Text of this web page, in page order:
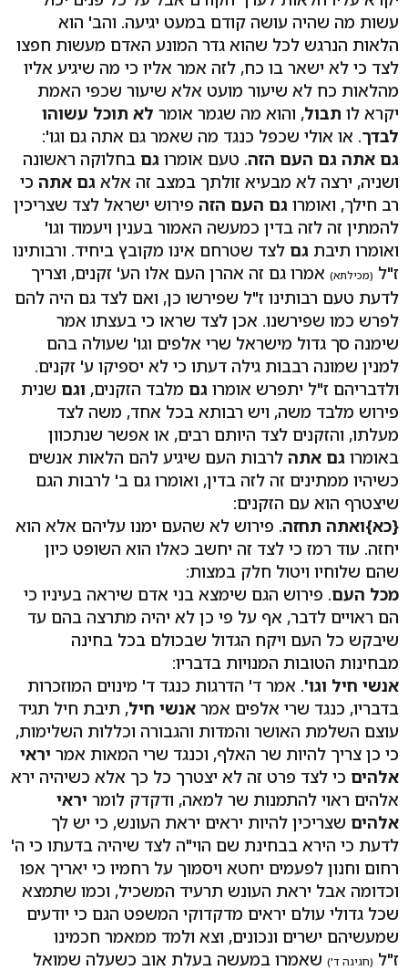
עשות מה שהיה עושה קודם במעט יגיעה. והב' הוא
הלאות הנרגש לכל שהוא גדר המונע האדם מעשות חפצו
לצד כי לא ישאר בו כח, לזה אמר אליו כי מה שיגיע אליו
מהלאות כח לא שיעור מועט אלא שיעור שכפי האמת
יקרא לו תבול, והוא מה שגמר אומר לא תוכל עשוהו
לבדך. או אולי שכפל כנגד מה שאמר גם אתה גם וגו':
גם אתה גם העם הזה. טעם אומרו גם בחלוקה ראשונה
ושניה, ירצה לא מבעיא זולתך במצב זה אלא גם אתה כי
רב חילך, ואומרו גם העם הזה פירוש ישראל לצד שצריכין
להמתין זה לזה בדין כמעשה האמור בענין ויעמוד וגו'
ואומרו תיבת גם לצד שטרחם אינו מקובץ ביחיד. ורבותינו
ז"ל (מכילתא) אמרו גם זה אהרן העם אלו הע' זקנים, וצריך
לדעת טעם רבותינו ז"ל שפירשו כן, ואם לצד גם היה להם
לפרש כמו שפירשנו. אכן לצד שראו כי בעצתו אמר
שימנה סך גדול מישראל שרי אלפים וגו' שעולה בהם
למנין שמונה רבבות גילה דעתו כי לא יספיקו ע' זקנים.
ולדבריהם ז"ל יתפרש אומרו גם מלבד הזקנים, וגם שנית
פירוש מלבד משה, ויש רבותא בכל אחד, משה לצד
מעלתו, והזקנים לצד היותם רבים, או אפשר שנתכוון
באומרו גם אתה לרבות העם שיגיע להם הלאות אנשים
כשיהיו ממתינים זה לזה בדין, ואומרו גם ב' לרבות הגם
שיצטרף הוא עם הזקנים:
{כא}ואתה תחזה. פירוש לא שהעם ימנו עליהם אלא הוא
יחזה. עוד רמז כי לצד זה יחשב כאלו הוא השופט כיון
שהם שלוחיו ויטול חלק במצות:
מכל העם. פירוש הגם שימצא בני אדם שיראה בעיניו כי
הם ראויים לדבר, אף על פי כן לא יהיה מתרצה בהם עד
שיבקש כל העם ויקח הגדול שבכולם בכל בחינה
מבחינות הטובות המנויות בדבריו:
אנשי חיל וגו'. אמר ד' הדרגות כנגד ד' מינוים המוזכרות
בדבריו, כנגד שרי אלפים אמר אנשי חיל, תיבת חיל תגיד
עוצם השלמת האושר והמדות והגבורה וכללות השלימות,
כי כן צריך להיות שר האלף, וכנגד שרי המאות אמר יראי
אלהים כי לצד פרט זה לא יצטרך כל כך אלא כשיהיה ירא
אלהים ראוי להתמנות שר למאה, ודקדק לומר יראי
אלהים שצריכין להיות יראים יראת העונש, כי יש לך
לדעת כי הירא בבחינת שם הוי"ה לצד שיהיה בדעתו כי ה'
רחום וחנון לפעמים יחטא ויסמוך על רחמיו כי יאריך אפו
וכדומה אבל יראת העונש תרעיד המשכיל, וכמו שתמצא
שכל גדולי עולם יראים מדקדוקי המשפט הגם כי יודעים
שמעשיהם ישרים ונכונים, וצא ולמד ממאמר חכמינו
ז"ל (חגיגה ד') שאמרו במעשה בעלת אוב כשעלה שמואל